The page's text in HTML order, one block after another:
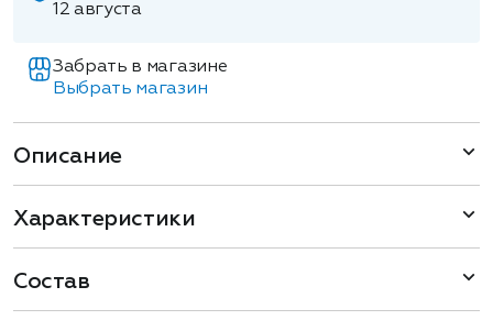
12 августа
Забрать в магазине
Выбрать магазин
Описание
Характеристики
Состав